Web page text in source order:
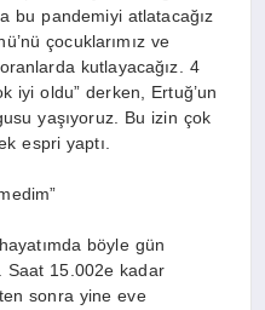
bu pandemiyi atlatacağız
çocuklarımız ve
kutlayacağız. 4
iyi oldu” derken, Ertuğ’un
yaşıyoruz. Bu izin çok
espri yaptı.
böyle gün
Saat 15.002e kadar
sonra yine eve